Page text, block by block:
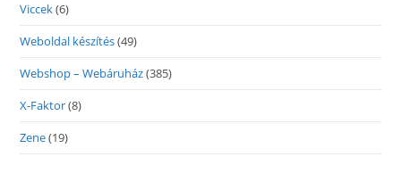
Viccek(6)
Weboldal készítés(49)
Webshop – Webáruház(385)
X-Faktor(8)
Zene(19)